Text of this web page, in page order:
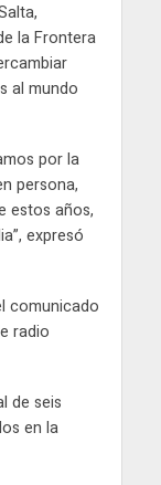
la Frontera
al mundo
por la
persona,
estos años,
expresó
comunicado
radio
de seis
en la